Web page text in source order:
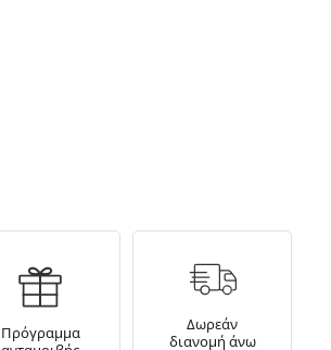
Πρόγραμμα
Δωρεάν
διανομή άνω